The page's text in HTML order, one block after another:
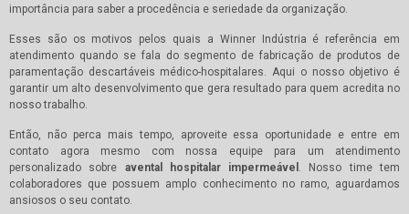
importância para saber a procedência e seriedade da organização.
Esses são os motivos pelos quais a Winner Indústria é referência em
atendimento quando se fala do segmento de fabricação de produtos de
paramentação descartáveis médico-hospitalares. Aqui o nosso objetivo é
garantir um alto desenvolvimento que gera resultado para quem acredita no
nosso trabalho.
Então, não perca mais tempo, aproveite essa oportunidade e entre em
contato agora mesmo com nossa equipe para um atendimento
personalizado sobre avental hospitalar impermeável
. Nosso time tem
colaboradores que possuem amplo conhecimento no ramo, aguardamos
ansiosos o seu contato.